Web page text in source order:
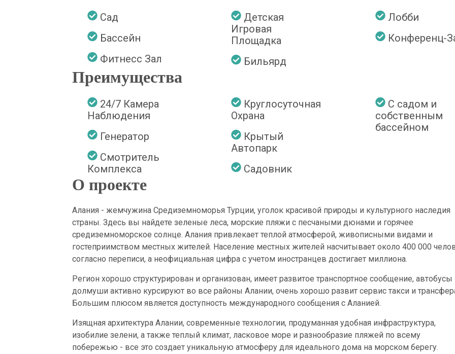
Сад
Бассейн
Фитнесс Зал
Игровая
Площадка
Бильярд
Лобби
Конференц-
Преимущества
Наблюдения
Генератор
Комплекса
Охрана
Автопарк
Садовник
С садом и
собственным
бассейном
О проекте
Алания - жемчужина Средиземноморья Турции, уголок красивой природы и культурного наследия
страны. Здесь вы найдете зеленые леса, морские пляжи с песчаными дюнами и горячее
средиземноморское солнце. Алания привлекает теплой атмосферой, живописными видами и
гостеприимством местных жителей. Население местных жителей насчитывает около 400 000
согласно переписи, а неофициальная цифра с учетом иностранцев достигает миллиона.
Регион хорошо структурирован и организован, имеет развитое транспортное сообщение, автобусы
долмуши активно курсируют во все районы Алании, очень хорошо развит сервис такси и
Большим плюсом является доступность международного сообщения с Аланией.
Изящная архитектура Алании, современные технологии, продуманная удобная инфраструктура,
изобилие зелени, а также теплый климат, ласковое море и разнообразие пляжей по всему
побережью - все это создает уникальную атмосферу для идеального дома на морском берегу.